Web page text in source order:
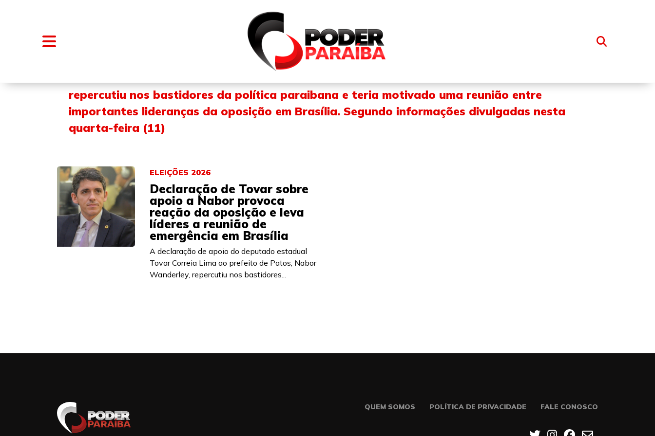
FALE CONOSCO
repercutiu nos bastidores da política paraibana e teria motivado uma reunião entre
importantes lideranças da oposição em Brasília. Segundo informações divulgadas nesta
quarta-feira (11)
ELEIÇÕES 2026
Declaração de Tovar sobre
apoio a Nabor provoca
reação da oposição e leva
líderes a reunião de
emergência em Brasília
A declaração de apoio do deputado estadual
Tovar Correia Lima ao prefeito de Patos, Nabor
Wanderley, repercutiu nos bastidores...
QUEM SOMOS POLÍTICA DE PRIVACIDADE FALE CONOSCO